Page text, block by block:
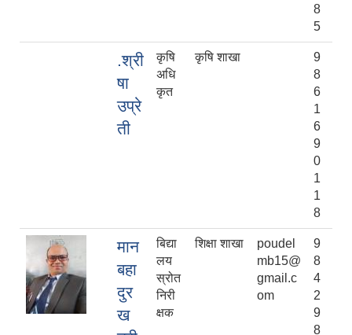
8
5
.श्री
षा
उप्रे
ती
कृषि
अधि
कृत
कृषि शाखा
9
8
6
1
6
9
0
1
1
8
मान
बहा
दुर
ख
बिद्या
लय
स्रोत
निरी
क्षक
शिक्षा शाखा
poudel
mb15@
gmail.c
om
9
8
4
2
9
8